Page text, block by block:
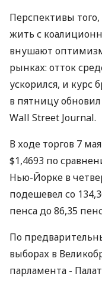
Перспективы
жить с
внушают
рынках: отток
ускорился, и курс
в пятницу
Wall Street Journal.
В ходе торгов 7
$1,4693 по
Нью-Йорке в
подешевел со
пенса до 86,35
По
выборах в
парламента -